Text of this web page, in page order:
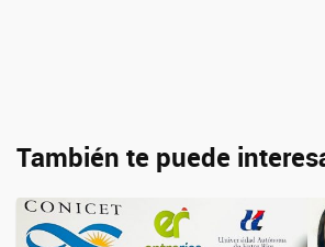
También te puede